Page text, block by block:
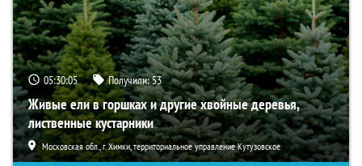
05:30:03 Получили:53
Живые ели в горшках и другие хвойные деревья,
лиственные кустарники
Московская обл., г. Химки, территориальное управление Кутузовское